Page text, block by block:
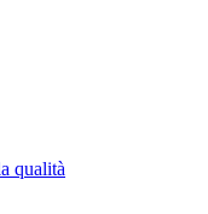
qualità